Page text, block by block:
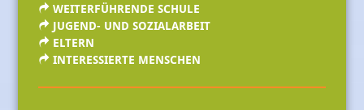
WEITERFÜHRENDE SCHULE
JUGEND- UND SOZIALARBEIT
ELTERN
INTERESSIERTE MENSCHEN